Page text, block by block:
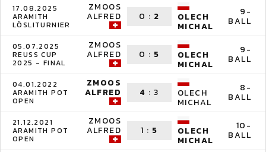
17.08.2025
ARAMITH
LÖSLITURNIER
ZMOOS
ALFRED 0 : 2 OLECH
MICHAL
9-
BALL
05.07.2025
REUSS CUP
2025 - FINAL
ZMOOS
ALFRED 0 : 5 OLECH
MICHAL
9-
BALL
04.01.2022
ARAMITH POT
OPEN
ZMOOS
ALFRED 4 :3 OLECH
MICHAL
8-
BALL
21.12.2021
ARAMITH POT
OPEN
ZMOOS
ALFRED 1 : 5 OLECH
MICHAL
10-
BALL